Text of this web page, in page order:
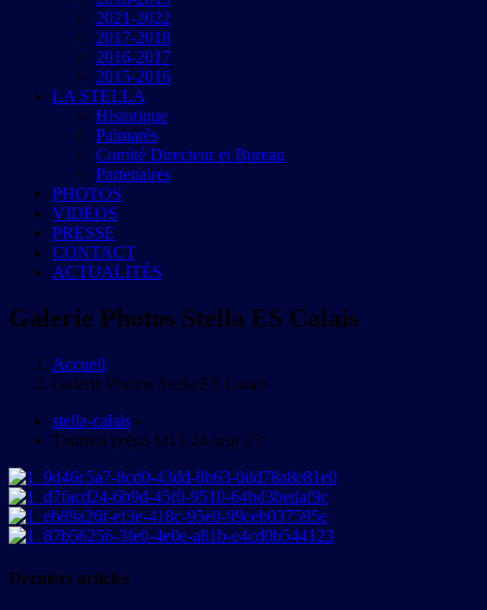
2021-2022
2017-2018
2016-2017
2015-2016
LA STELLA
Historique
Palmarès
Comité Directeur et Bureau
Partenaires
PHOTOS
VIDEOS
PRESSE
CONTACT
ACTUALITÉS
Galerie Photos Stella ES Calais
Accueil
Galerie Photos Stella ES Calais
stella-calais »
Tournoi prépa M15 24 sept 23
Derniers articles